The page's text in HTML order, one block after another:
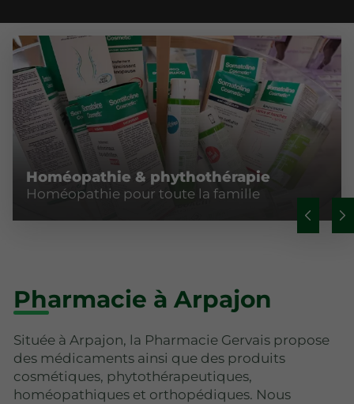
Homéopathie & phythothérapie
Homéopathie pour toute la famille
Pharmacie à Arpajon
Située à Arpajon, la Pharmacie Gervais propose
des médicaments ainsi que des produits
cosmétiques, phytothérapeutiques,
homéopathiques et orthopédiques. Nous